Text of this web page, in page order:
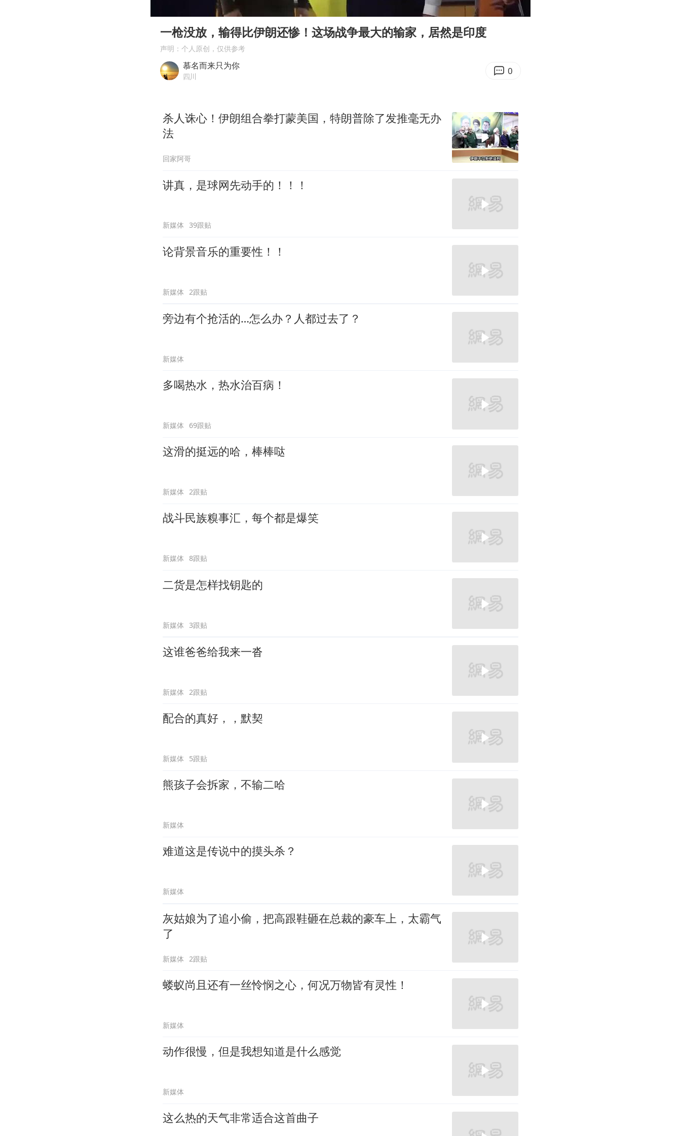
胡彦斌获《歌手2026》歌王
U17国足三连胜晋级明日之星半决赛
日本试射“战斧”导弹，国防部回应
06:58
Enter
一枪没放，输得比伊朗还惨！这场战争最大的输家，居然是印度
声明：个人原创，仅供参考
慕名而来只为你
四川 0
杀人诛心！伊朗组合拳打蒙美国，特朗普除了发推毫无办
法
回家阿哥
讲真，是球网先动手的！！！
新媒体 39跟贴
论背景音乐的重要性！！
新媒体 2跟贴
旁边有个抢活的…怎么办？人都过去了？
新媒体
多喝热水，热水治百病！
新媒体 69跟贴
这滑的挺远的哈，棒棒哒
新媒体 2跟贴
战斗民族糗事汇，每个都是爆笑
新媒体 8跟贴
二货是怎样找钥匙的
新媒体 3跟贴
这谁爸爸给我来一沓
新媒体 2跟贴
配合的真好，，默契
新媒体 5跟贴
熊孩子会拆家，不输二哈
新媒体
难道这是传说中的摸头杀？
新媒体
灰姑娘为了追小偷，把高跟鞋砸在总裁的豪车上，太霸气
了
新媒体 2跟贴
蝼蚁尚且还有一丝怜悯之心，何况万物皆有灵性！
新媒体
动作很慢，但是我想知道是什么感觉
新媒体
这么热的天气非常适合这首曲子